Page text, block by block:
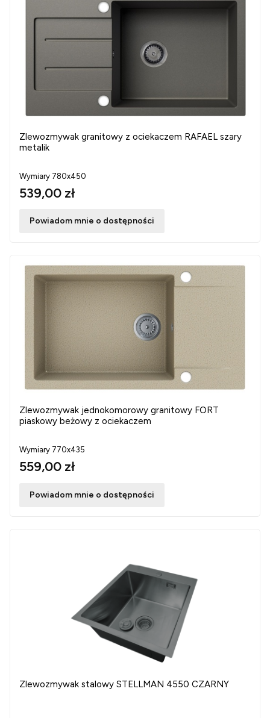
Zlewozmywak granitowy z ociekaczem RAFAEL szary
metalik
Wymiary 780x450
539,00 zł
Powiadom mnie o dostępności
Zlewozmywak jednokomorowy granitowy FORT
piaskowy beżowy z ociekaczem
Wymiary 770x435
559,00 zł
Powiadom mnie o dostępności
Zlewozmywak stalowy STELLMAN 4550 CZARNY